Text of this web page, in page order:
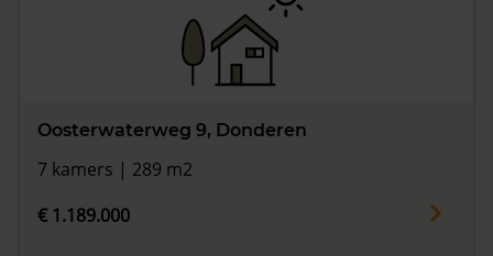
Oosterwaterweg 9, Donderen
7 kamers | 289 m2
€ 1.189.000